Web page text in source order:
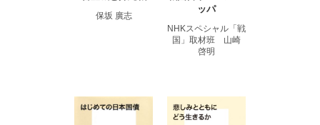
保坂 廣志
ッパ
NHKスペシャル「戦
国」取材班 山崎
啓明